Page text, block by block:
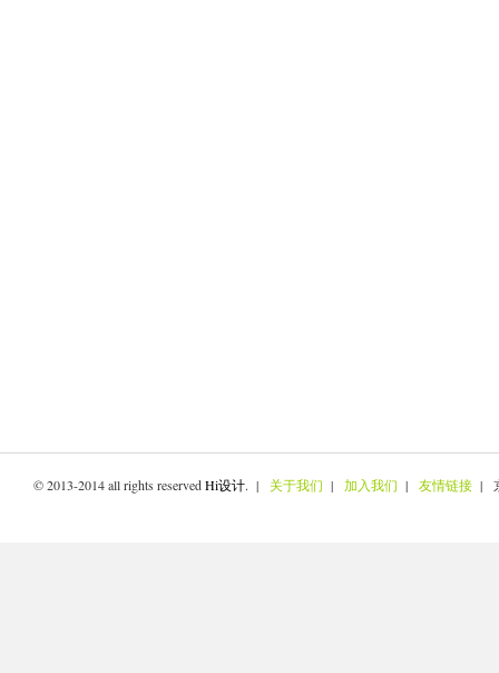
© 2013-2014 all rights reservedHi设计. | 关于我们 | 加入我们 | 友情链接 |